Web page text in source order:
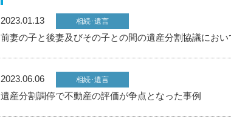
2023.01.13 相続･遺言
前妻の子と後妻及びその子との間の遺産分割協議にお
2023.06.06 相続･遺言
遺産分割調停で不動産の評価が争点となった事例